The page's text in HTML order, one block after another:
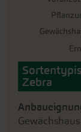
Zebra
Gewächshaus